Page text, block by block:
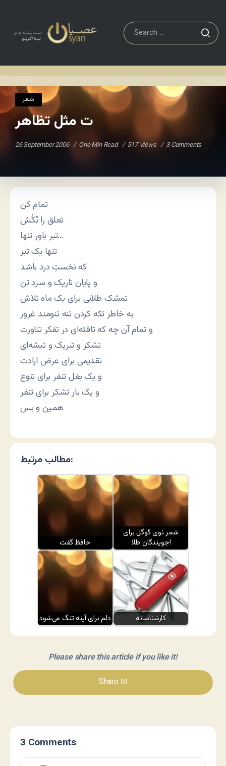
شعر
ت مثل تظاهر
26 September 2006 One Min Read 517 Views 3 Comments
تمام کن
تعلق را بُکُش
تبر باور تنها…
تنها یک تبر
که نخستِ درد باشد
و پایان تاریک و سردِ تن
تمشک طلایی برای یک ماه تلاش
به خاطر تکه کردن تنه تنومند غرور
و تمام آن چه که تافته‌ای در تفکر تناورت
تشکر و تبریک و تیشه‌ای
تقدیمی برای عرض ارادت
و یک بغل تنفر برای تنوع
و یک بار تشکر برای تنفر
همین و بس
مطالب مرتبط:
حافظ گفت
شعر نوی گوگل برای
جویندگان طلا!
دلم برای آینه تنگ می‌شود کارشناسانه
Please share this article if you like it!
Share It!
3 Comments